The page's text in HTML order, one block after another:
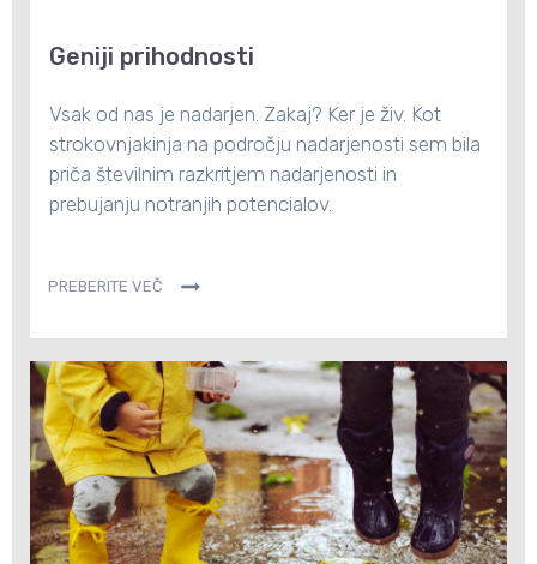
Geniji prihodnosti
Vsak od nas je nadarjen. Zakaj? Ker je živ. Kot
strokovnjakinja na področju nadarjenosti sem bila
priča številnim razkritjem nadarjenosti in
prebujanju notranjih potencialov.
PREBERITE VEČ